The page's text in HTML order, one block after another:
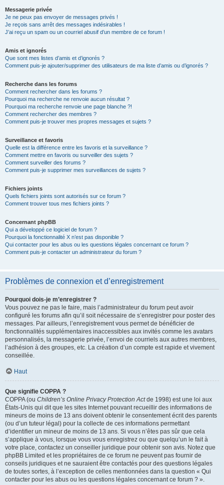
Messagerie privée
Je ne peux pas envoyer de messages privés !
Je reçois sans arrêt des messages indésirables !
J’ai reçu un spam ou un courriel abusif d’un membre de ce forum !
Amis et ignorés
Que sont mes listes d’amis et d’ignorés ?
Comment puis-je ajouter/supprimer des utilisateurs de ma liste d’amis ou d’ignorés ?
Recherche dans les forums
Comment rechercher dans les forums ?
Pourquoi ma recherche ne renvoie aucun résultat ?
Pourquoi ma recherche renvoie une page blanche ?!
Comment rechercher des membres ?
Comment puis-je trouver mes propres messages et sujets ?
Surveillance et favoris
Quelle est la différence entre les favoris et la surveillance ?
Comment mettre en favoris ou surveiller des sujets ?
Comment surveiller des forums ?
Comment puis-je supprimer mes surveillances de sujets ?
Fichiers joints
Quels fichiers joints sont autorisés sur ce forum ?
Comment trouver tous mes fichiers joints ?
Concernant phpBB
Qui a développé ce logiciel de forum ?
Pourquoi la fonctionnalité X n’est pas disponible ?
Qui contacter pour les abus ou les questions légales concernant ce forum ?
Comment puis-je contacter un administrateur du forum ?
Problèmes de connexion et d’enregistrement
Pourquoi dois-je m’enregistrer ?
Vous pouvez ne pas le faire, mais l’administrateur du forum peut avoir
configuré les forums afin qu’il soit nécessaire de s’enregistrer pour poster des
messages. Par ailleurs, l’enregistrement vous permet de bénéficier de
fonctionnalités supplémentaires inaccessibles aux invités comme les avatars
personnalisés, la messagerie privée, l’envoi de courriels aux autres membres,
l’adhésion à des groupes, etc. La création d’un compte est rapide et vivement
conseillée.
Haut
Que signifie COPPA ?
COPPA (ou Children’s Online Privacy Protection Actde 1998) est une loi aux
États-Unis qui dit que les sites Internet pouvant recueillir des informations de
mineurs de moins de 13 ans doivent obtenir le consentement écrit des parents
(ou d’un tuteur légal) pour la collecte de ces informations permettant
d’identifier un mineur de moins de 13 ans. Si vous n’êtes pas sûr que cela
s’applique à vous, lorsque vous vous enregistrez ou que quelqu’un le fait à
votre place, contactez un conseiller juridique pour obtenir son avis. Notez que
phpBB Limited et les propriétaires de ce forum ne peuvent pas fournir de
conseils juridiques et ne sauraient être contactés pour des questions légales
de toutes sortes, à l’exception de celles mentionnées dans la question « Qui
contacter pour les abus ou les questions légales concernant ce forum ? ».